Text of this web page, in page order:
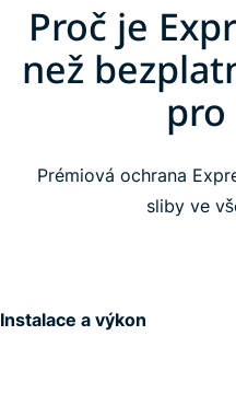
Proč je
než
pro
Prémiová ochrana
sliby ve
Instalace a výkon